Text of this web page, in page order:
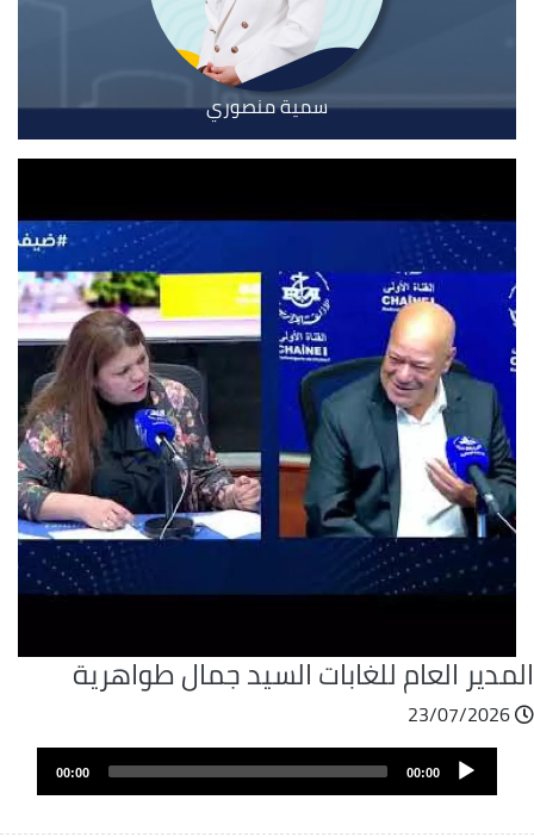
سمية منصوري
العام للغابات السيد جمال طواهرية
23/07/2026
ملفAudio
Player
00:00
00:00